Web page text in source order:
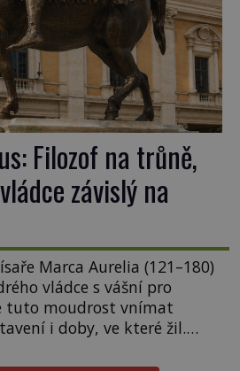
Filozof na trůně,
závislý na
Marca Aurelia (121–180)
vládce s vášní pro
tuto moudrost vnímat
i doby, ve které žil.